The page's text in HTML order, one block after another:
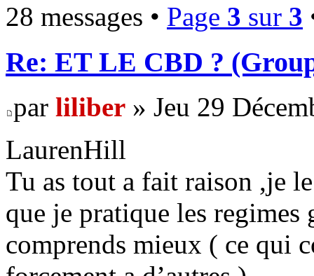
28 messages • Page 3 sur 3
Re: ET LE CBD ?
par liliber » Jeu 29
LaurenHill
Tu as tout a fait raison ,je
que je pratique les
comprends mieux ( ce qui